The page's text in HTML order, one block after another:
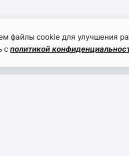
файлы cookie для улучшения
сполитикой